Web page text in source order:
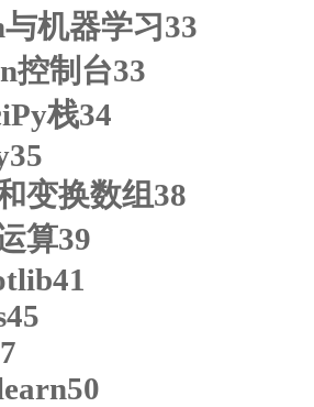
机器学习33
制台33
栈34
变换数组38
算39